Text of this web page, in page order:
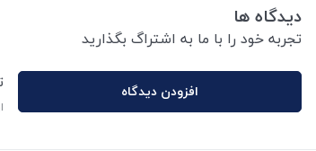
دیدگاه ها
تجربه خود را با ما به اشتراگ بگذارید
افزودن دیدگاه